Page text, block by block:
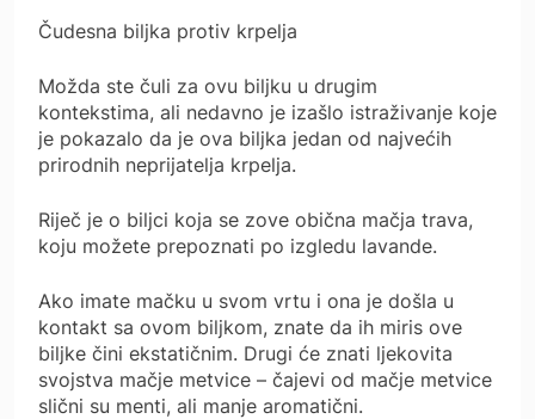
Čudesna biljka protiv krpelja
Možda ste čuli za ovu biljku u drugim
kontekstima, ali nedavno je izašlo istraživanje koje
je pokazalo da je ova biljka jedan od najvećih
prirodnih neprijatelja krpelja.
Riječ je o biljci koja se zove obična mačja trava,
koju možete prepoznati po izgledu lavande.
Ako imate mačku u svom vrtu i ona je došla u
kontakt sa ovom biljkom, znate da ih miris ove
biljke čini ekstatičnim. Drugi će znati ljekovita
svojstva mačje metvice – čajevi od mačje metvice
slični su menti, ali manje aromatični.